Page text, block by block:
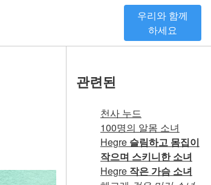
우리와 함께
하세요
관련된
천사 누드
100명의 알몸 소녀
Hegre 슬림하고 몸집이
작으며 스키니한 소녀
Hegre 작은 가슴 소녀